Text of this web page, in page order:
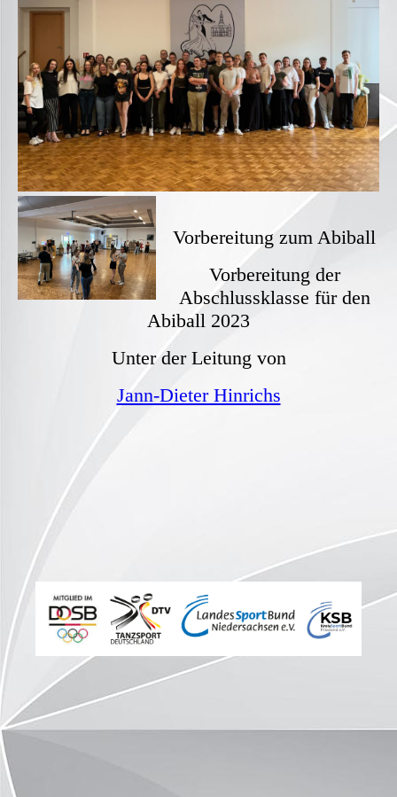
Vorbereitung zum Abiball
Vorbereitung der
Abschlussklasse für den
Abiball 2023
Unter der Leitung von
Jann-Dieter Hinrichs